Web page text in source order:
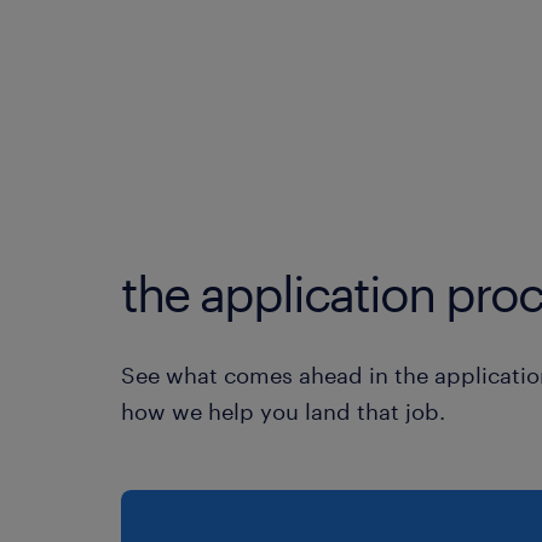
the application
See what comes ahead in the
how we help you land that job.